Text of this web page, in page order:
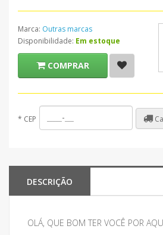
Marca: Outras marcas
Disponibilidade: Em estoque
COMPRAR
* CEP
DESCRIÇÃO
OLÁ, QUE BOM TER VOCÊ POR